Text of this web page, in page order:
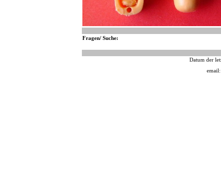
Fragen/ Suche:
Datum der